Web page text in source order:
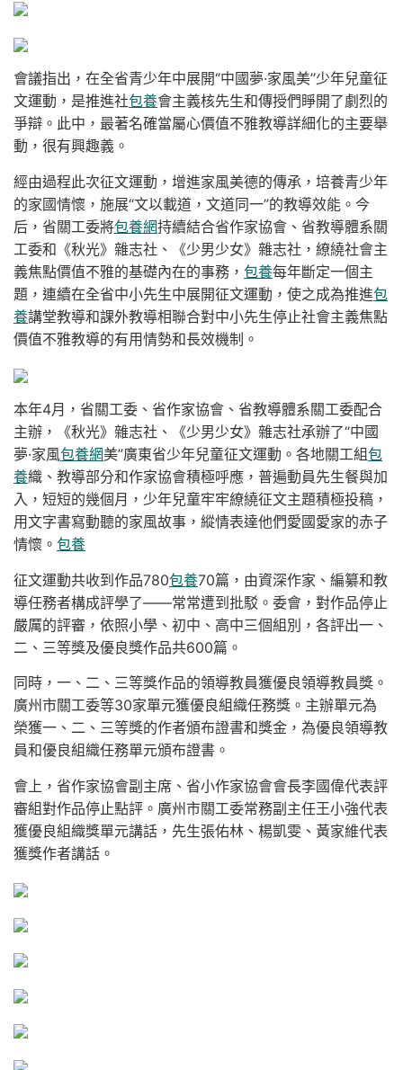
會議指出，在全省青少年中展開“中國夢·家風美”少年兒童征
文運動，是推進社包養會主義核先生和傳授們睜開了劇烈的
爭辯。此中，最著名確當屬心價值不雅教導詳細化的主要舉
動，很有興趣義。
經由過程此次征文運動，增進家風美德的傳承，培養青少年
的家國情懷，施展“文以載道，文道同一”的教導效能。今
后，省關工委將包養網持續結合省作家協會、省教導體系關
工委和《秋光》雜志社、《少男少女》雜志社，繚繞社會主
義焦點價值不雅的基礎內在的事務， 包養每年斷定一個主
題，連續在全省中小先生中展開征文運動，使之成為推進包
養講堂教導和課外教導相聯合對中小先生停止社會主義焦點
價值不雅教導的有用情勢和長效機制。
本年4月，省關工委、省作家協會、省教導體系關工委配合
主辦，《秋光》雜志社、《少男少女》雜志社承辦了“中國
夢·家風包養網美”廣東省少年兒童征文運動。各地關工組包
養織、教導部分和作家協會積極呼應，普遍動員先生餐與加
入，短短的幾個月，少年兒童牢牢繚繞征文主題積極投稿，
用文字書寫動聽的家風故事，縱情表達他們愛國愛家的赤子
情懷。 包養
征文運動共收到作品780包養70篇，由資深作家、編纂和教
導任務者構成評學了——常常遭到批駁。委會，對作品停止
嚴厲的評審，依照小學、初中、高中三個組別，各評出一、
二、三等獎及優良獎作品共600篇。
同時，一、二、三等獎作品的領導教員獲優良領導教員獎。
廣州市關工委等30家單元獲優良組織任務獎。主辦單元為
榮獲一、二、三等獎的作者頒布證書和獎金，為優良領導教
員和優良組織任務單元頒布證書。
會上，省作家協會副主席、省小作家協會會長李國偉代表評
審組對作品停止點評。廣州市關工委常務副主任王小強代表
獲優良組織獎單元講話，先生張佑林、楊凱雯、黃家維代表
獲獎作者講話。